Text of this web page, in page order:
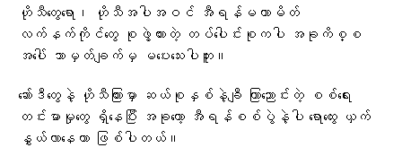
ဟိုသီတွေရော၊ ဟိုသီအပါအဝင် အီရန်မဟာမိတ်
လက်နက်ကိုင်တွေ စုဖွဲ့ထားတဲ့ တပ်ပေါင်းစုကပါ အခုကိစ္စ
အပေါ် ဘာမှတ်ချက်မှ မပေးသေးပါဘူး။
ဆော်ဒီတွေနဲ့ ဟိုသီကြားမှာ ဆယ်စုနှစ်နဲ့ချီ ကြာညောင်းတဲ့ စစ်ရေး
တင်းမာမှုတွေ ရှိနေပြီး အခုတော့ အီရန်စစ်ပွဲနဲ့ပါ ရောထွေး ယှက်
နွှယ်လာနေတာ ဖြစ်ပါတယ်။